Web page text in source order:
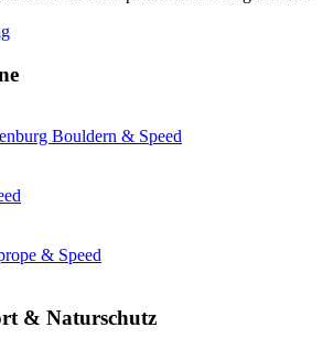
Bouldern & Speed
& Speed
& Naturschutz